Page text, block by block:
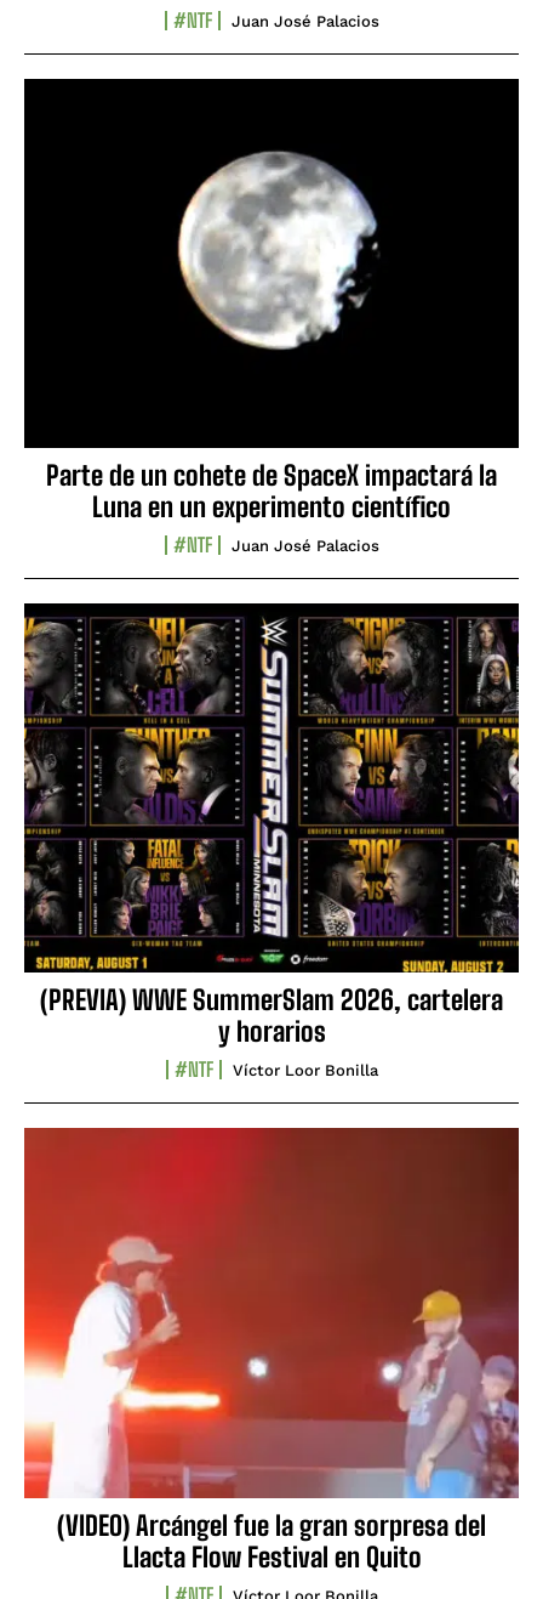
#NTF Juan José Palacios
Parte de un cohete de SpaceX impactará la
Luna en un experimento científico
#NTF Juan José Palacios
(PREVIA) WWE SummerSlam 2026, cartelera
y horarios
#NTF Víctor Loor Bonilla
(VIDEO) Arcángel fue la gran sorpresa del
Llacta Flow Festival en Quito